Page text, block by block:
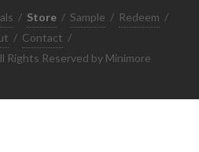
/ Store / Sample / Redeem /
/ Contact /
Rights Reserved by Minimore